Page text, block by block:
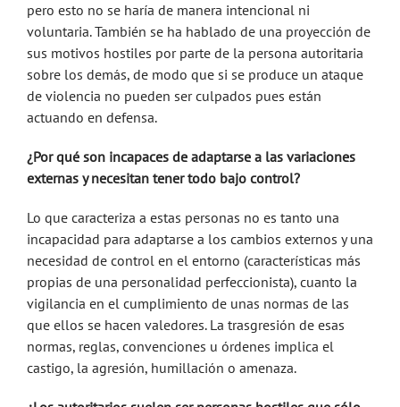
pero esto no se haría de manera intencional ni
voluntaria. También se ha hablado de una proyección de
sus motivos hostiles por parte de la persona autoritaria
sobre los demás, de modo que si se produce un ataque
de violencia no pueden ser culpados pues están
actuando en defensa.
¿Por qué son incapaces de adaptarse a las variaciones
externas y necesitan tener todo bajo control?
Lo que caracteriza a estas personas no es tanto una
incapacidad para adaptarse a los cambios externos y una
necesidad de control en el entorno (características más
propias de una personalidad perfeccionista), cuanto la
vigilancia en el cumplimiento de unas normas de las
que ellos se hacen valedores. La trasgresión de esas
normas, reglas, convenciones u órdenes implica el
castigo, la agresión, humillación o amenaza.